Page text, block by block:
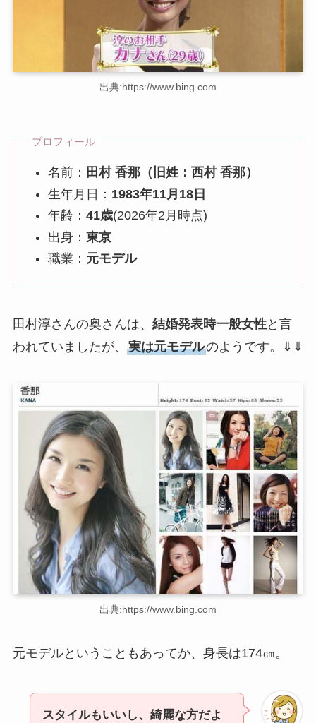
出典:https://www.bing.com
プロフィール
名前： 田村 香那（旧姓：西村 香那）
生年月日： 1983年11月18日
年齢：41歳(2026年2月時点)
出身：東京
職業： 元モデル
田村淳さんの奥さんは、 結婚発表時一般女性と言
われていましたが、 実は元モデルのようです。⇓⇓
出典:https://www.bing.com
元モデルということもあってか、身長は174㎝。
スタイルもいいし、綺麗な方だよ